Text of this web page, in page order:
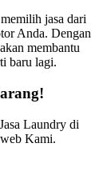
jasa dari
Anda. Dengan
membantu
baru lagi.
Laundry di
Kami.